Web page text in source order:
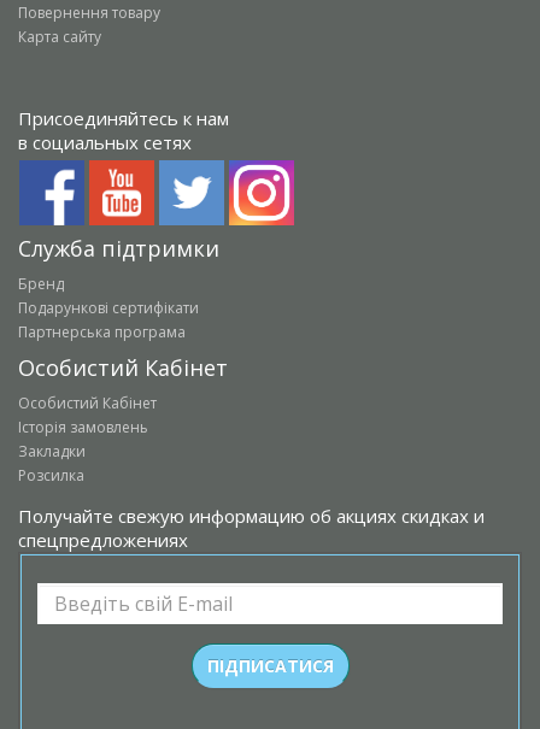
Повернення товару
Карта сайту
Присоединяйтесь к нам
в социальных сетях
Служба підтримки
Бренд
Подарункові сертифікати
Партнерська програма
Особистий Кабінет
Особистий Кабінет
Історія замовлень
Закладки
Розсилка
Получайте свежую информацию об акциях скидках и
спецпредложениях